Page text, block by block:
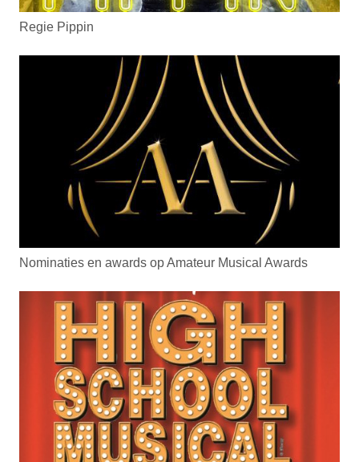
Regie Pippin
Nominaties en awards op Amateur Musical Awards